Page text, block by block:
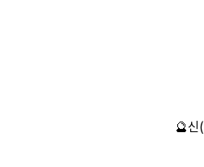
🔮신